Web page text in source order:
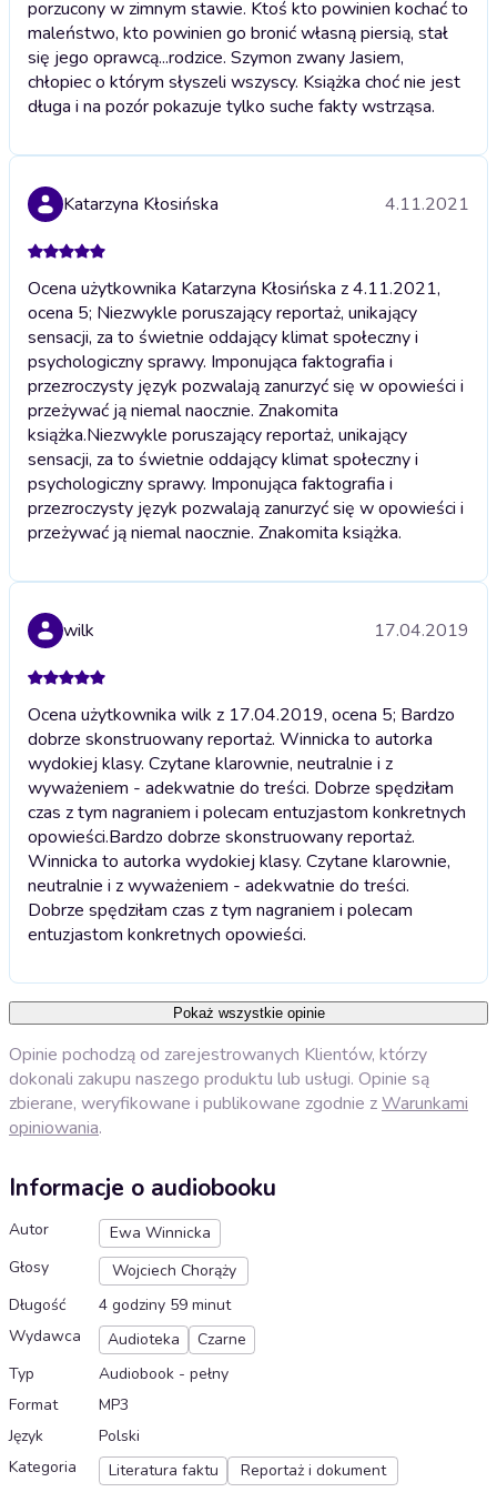
porzucony w zimnym stawie. Ktoś kto powinien kochać to
maleństwo, kto powinien go bronić własną piersią, stał
się jego oprawcą...rodzice. Szymon zwany Jasiem,
chłopiec o którym słyszeli wszyscy. Książka choć nie jest
długa i na pozór pokazuje tylko suche fakty wstrząsa.
Katarzyna Kłosińska 4.11.2021
Ocena użytkownika Katarzyna Kłosińska z 4.11.2021,
ocena 5; Niezwykle poruszający reportaż, unikający
sensacji, za to świetnie oddający klimat społeczny i
psychologiczny sprawy. Imponująca faktografia i
przezroczysty język pozwalają zanurzyć się w opowieści i
przeżywać ją niemal naocznie. Znakomita
książka.Niezwykle poruszający reportaż, unikający
sensacji, za to świetnie oddający klimat społeczny i
psychologiczny sprawy. Imponująca faktografia i
przezroczysty język pozwalają zanurzyć się w opowieści i
przeżywać ją niemal naocznie. Znakomita książka.
wilk 17.04.2019
Ocena użytkownika wilk z 17.04.2019, ocena 5; Bardzo
dobrze skonstruowany reportaż. Winnicka to autorka
wydokiej klasy. Czytane klarownie, neutralnie i z
wyważeniem - adekwatnie do treści. Dobrze spędziłam
czas z tym nagraniem i polecam entuzjastom konkretnych
opowieści.Bardzo dobrze skonstruowany reportaż.
Winnicka to autorka wydokiej klasy. Czytane klarownie,
neutralnie i z wyważeniem - adekwatnie do treści.
Dobrze spędziłam czas z tym nagraniem i polecam
entuzjastom konkretnych opowieści.
Pokaż wszystkie opinie
Opinie pochodzą od zarejestrowanych Klientów, którzy
dokonali zakupu naszego produktu lub usługi. Opinie są
zbierane, weryfikowane i publikowane zgodnie zWarunkami
opiniowania.
Informacje o audiobooku
Autor
Ewa Winnicka
Głosy
Wojciech Chorąży
Długość
4 godziny 59 minut
Wydawca
Audioteka
Czarne
Typ
Audiobook - pełny
Format
MP3
Język
Polski
Kategoria
Literatura faktu Reportaż i dokument